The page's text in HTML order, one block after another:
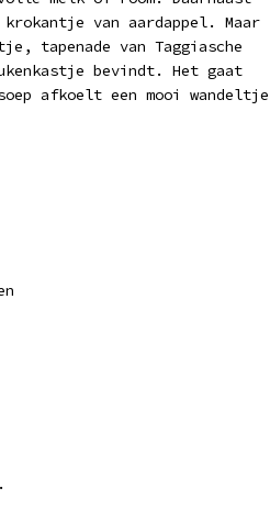
van aardappel. Maar
tapenade van Taggiasche
bevindt. Het gaat
afkoelt een mooi wandeltje